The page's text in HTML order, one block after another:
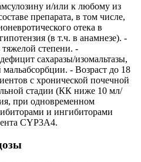
и/или к любому из
препарата, в том числе,
отека в
(в т.ч. в анамнезе). -
тяжелой степени. -
сахаразы/изомальтазы,
- Возраст до 18
с хронической почечной
стадии (КК ниже 10 мл/
при одновременном
и ингибиторами
CYP3A4.